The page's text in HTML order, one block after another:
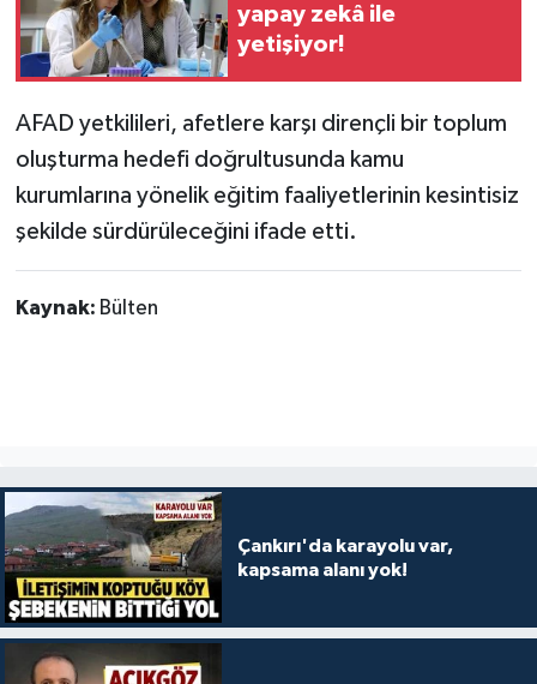
yapay zekâ ile
yetişiyor!
AFAD yetkilileri, afetlere karşı dirençli bir toplum
oluşturma hedefi doğrultusunda kamu
kurumlarına yönelik eğitim faaliyetlerinin kesintisiz
şekilde sürdürüleceğini ifade etti.
Kaynak: Bülten
Çankırı'da karayolu var,
kapsama alanı yok!